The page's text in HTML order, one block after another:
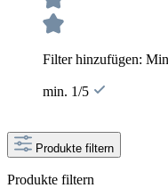
Filter hinzufügen:
min. 1/5
Produkte filtern
Produkte filtern